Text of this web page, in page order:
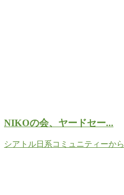
NIKOの会、ヤードセー...
シアトル日系コミュニティーから